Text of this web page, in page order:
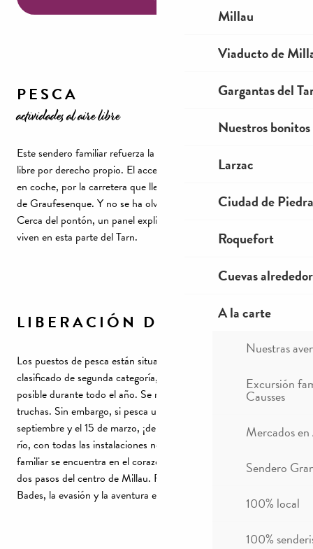
Millau
Viaducto de
Gargantas del
Nuestros
Larzac
Ciudad de Piedra
Roquefort
Cuevas
A la carte
Nuestras
Excursión
Causses
Mercados
Sendero
100% local
100%
PESCA
actividades al aire libre
Este sendero familiar refuerza la pesca como disciplina al aire
libre por derecho propio. El acceso está señalizado y es posible
en coche, por la carretera que lleva al yacimiento arqueológico
de Graufesenque. Y no se ha olvidado el aspecto educativo.
Cerca del pontón, un panel explicativo muestra los peces que
viven en esta parte del Tarn.
LIBERACIÓN DE TRUCHAS
Los puestos de pesca están situados en un tramo del Tarn
clasificado de segunda categoría, por lo que la disciplina es
posible durante todo el año. Se realizan sueltas locales de
truchas. Sin embargo, si pesca una trucha entre el 15 de
septiembre y el 15 de marzo, ¡debe soltarla! Situado a orillas del
río, con todas las instalaciones necesarias, este campo de pesca
familiar se encuentra en el corazón de un gran espacio natural a
dos pasos del centro de Millau. Frente a la playa de Gourg de
Bades, la evasión y la aventura están al otro lado del río.